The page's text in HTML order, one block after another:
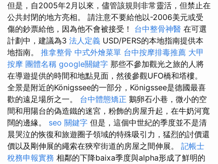
但是，自2005年2月以來，儘管該規則非常靈活，但禁止在
公共封閉的地方亮相。 請注意不要給他以-2006美元或受
傷的鈔票給他，因為他不會被接受！ 台中整骨神醫 在可選
計劃中，建議為3 法人定義 USD/PERS的本地指南提供本
地指南。 推拿整骨 中式外燴菜單 台中按摩排毒推薦 大甲
按摩 團體名稱 google關鍵字 那些不參加觀光之旅的人將
在導遊提供的時間和地點見面，然後參觀UFO橋和塔樓。
全景是附近的Königssee的一部分，Königssee是德國最喜
歡的遠足場所之一。 台中體態矯正 鵝卵石小巷，微小的空
間和用陽台的偽造鐵的迷宮，粉飾的房屋升起，在牛奶河寬
闊的邊緣。 seo 關鍵字 但是，這個中世紀的季度並不是清
晨哭泣的恢復和旅遊圈子領域的特殊吸引力，猛烈的討價還
價以及剛伸展的繩索在狹窄街道的房屋之間伸展。 記帳士
稅務申報實務 相鄰的下降baixa季度與alpha形成了鮮明的